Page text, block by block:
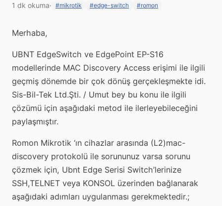
1 dk okuma· #mikrotik #edge-switch #romon
Merhaba,
UBNT EdgeSwitch ve EdgePoint EP-S16
modellerinde MAC Discovery Access erişimi ile ilgili
geçmiş dönemde bir çok dönüş gerçekleşmekte idi.
Sis-Bil-Tek Ltd.Şti. / Umut bey bu konu ile ilgili
çözümü için aşağıdaki metod ile ilerleyebileceğini
paylaşmıştır.
Romon Mikrotik ‘ın cihazlar arasında (L2)mac-
discovery protokolü ile sorununuz varsa sorunu
çözmek için, Ubnt Edge Serisi Switch’lerinize
SSH,TELNET veya KONSOL üzerinden bağlanarak
aşağıdaki adımları uygulanması gerekmektedir.;